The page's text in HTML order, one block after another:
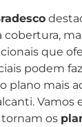
cobertura,
que
podem
plano mais
Vamos
os